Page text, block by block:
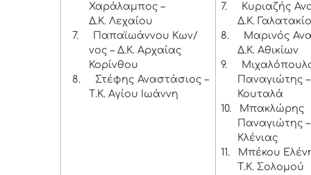
Χαράλαμπος –
Δ.Κ. Λεχαίου
7.
Παπαϊωάννου Κων/
νος – Δ.Κ. Αρχαίας
Κορίνθου
8.
Στέφης Αναστάσιος –
Τ.Κ. Αγίου Ιωάννη
7.
Κυριαζής
Δ.Κ.
8.
Μαρινός
Δ.Κ. Αθικίων
9.
Παναγιώτης –
Κουταλά
10.
Μπακλώρης
Παναγιώτης –
Κλένιας
11.
Μπέκου
Τ.Κ. Σολομού